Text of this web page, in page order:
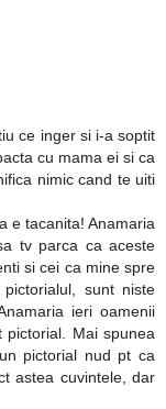
ce inger si i-a soptit
cu mama ei si ca
nimic cand te uiti
e tacanita! Anamaria
tv parca ca aceste
si cei ca mine spre
sunt niste
ieri oamenii
Mai spunea
pictorial nud pt ca
astea cuvintele, dar